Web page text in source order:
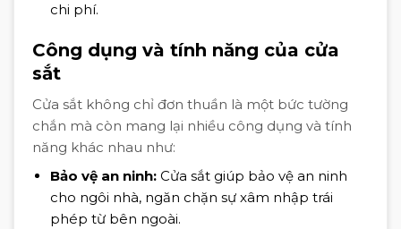
chi phí.
Công dụng và tính năng của cửa
sắt
Cửa sắt không chỉ đơn thuần là một bức tường
chắn mà còn mang lại nhiều công dụng và tính
năng khác nhau như:
Bảo vệ an ninh:Cửa sắt giúp bảo vệ an ninh
cho ngôi nhà, ngăn chặn sự xâm nhập trái
phép từ bên ngoài.